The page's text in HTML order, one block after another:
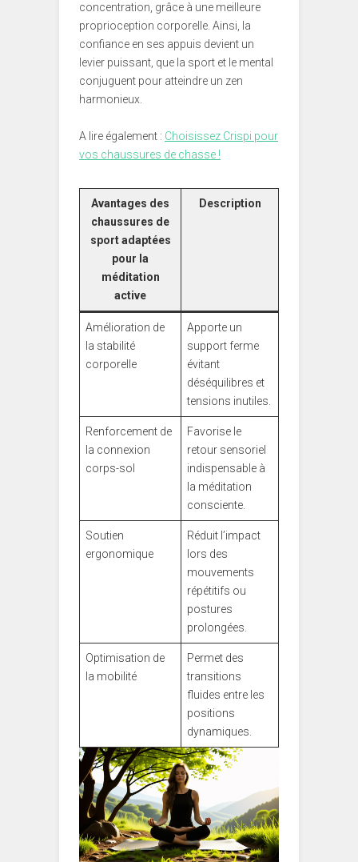
concentration, grâce à une meilleure
proprioception corporelle. Ainsi, la
confiance en ses appuis devient un
levier puissant, que la sport et le mental
conjuguent pour atteindre un zen
harmonieux.
A lire également : Choisissez Crispi pour
vos chaussures de chasse !
Avantages des
chaussures de
sport adaptées
pour la
méditation
active
Description
Amélioration de
la stabilité
corporelle
Apporte un
support ferme
évitant
déséquilibres et
tensions inutiles.
Renforcement de
la connexion
corps-sol
Favorise le
retour sensoriel
indispensable à
la méditation
consciente.
Soutien
ergonomique
Réduit l’impact
lors des
mouvements
répétitifs ou
postures
prolongées.
Optimisation de
la mobilité
Permet des
transitions
fluides entre les
positions
dynamiques.